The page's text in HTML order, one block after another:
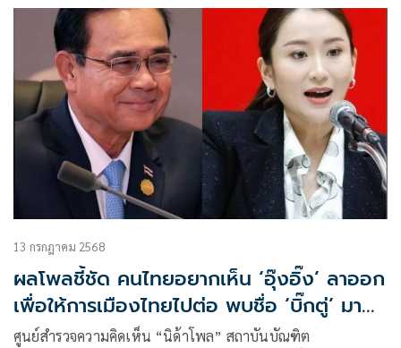
13 กรกฎาคม 2568
ผลโพลชี้ชัด คนไทยอยากเห็น ‘อุ๊งอิ๊ง’ ลาออก
เพื่อให้การเมืองไทยไปต่อ พบชื่อ ‘บิ๊กตู่’ มา
แรง
ศูนย์สำรวจความคิดเห็น “นิด้าโพล” สถาบันบัณฑิต